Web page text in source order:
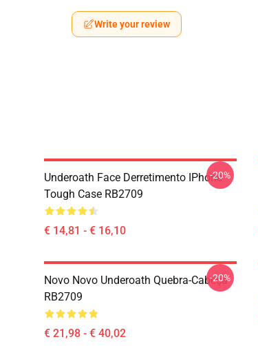
Write your review
Underoath Face Derretimento IPhone
Tough Case RB2709
€ 14,81 - € 16,10
-20%
Novo Novo Underoath Quebra-Cabeça
RB2709
€ 21,98 - € 40,02
-20%